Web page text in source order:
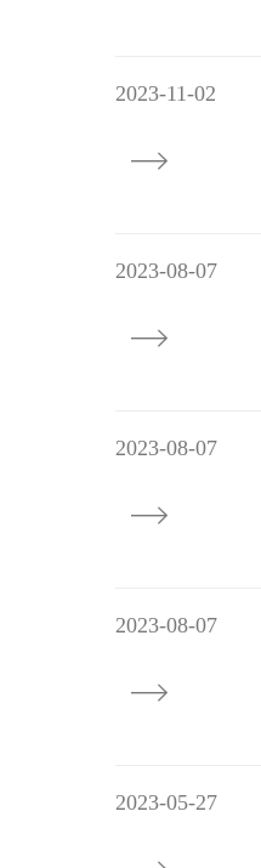
2023-11-02

2023-08-07

2023-08-07

2023-08-07

2023-05-27